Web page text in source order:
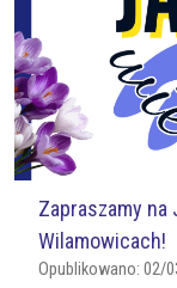
Zapraszamy na
Wilamowicach!
Opublikowano: 02/